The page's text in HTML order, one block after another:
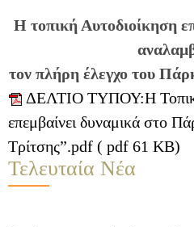
Η τοπική Αυτοδιοίκηση
τον πλήρη έλεγχο του
ΔΕΛΤΙΟ ΤΥΠΟΥ:Η
επεμβαίνει δυναμικά στο
Τρίτσης”.pdf ( pdf 61 KB)
Τελευταία Νέα